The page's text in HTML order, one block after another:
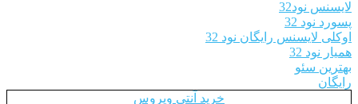
لایسنس نود32
پسورد نود 32
اوکلی لایسنس رایگان نود 32
همیار نود 32
بهترین سئو
رایگان
خرید آنتی ویروس